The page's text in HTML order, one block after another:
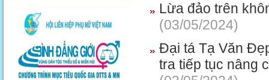
Lừa đảo trên
(03/05/2024)
Đại tá Tạ Văn
tra tiếp tục nâng